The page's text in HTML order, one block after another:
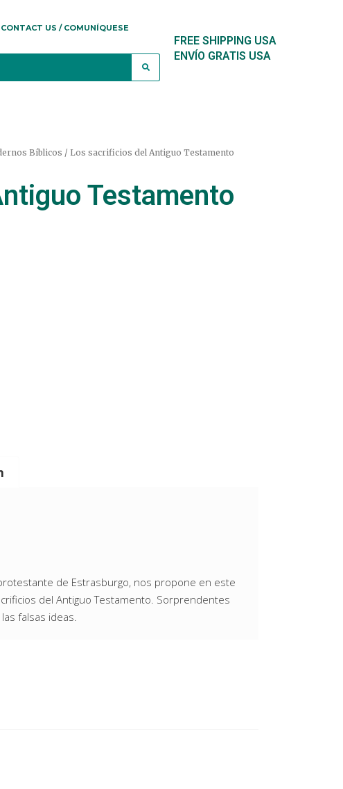
CONTACT US / COMUNÍQUESE
FREE SHIPPING USA
ENVÍO GRATIS USA
Bíblicos / Los sacrificios del Antiguo Testamento
Testamento
de Estrasburgo, nos propone en este
del Antiguo Testamento. Sorprendentes
falsas ideas.